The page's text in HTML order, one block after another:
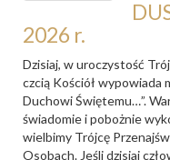
2026 r.
Dzisiaj, w uroczystość
czcią Kościół wypowiada
Duchowi Świętemu…”.
świadomie i pobożnie
wielbimy Trójcę
Osobach. Jeśli dzisiaj